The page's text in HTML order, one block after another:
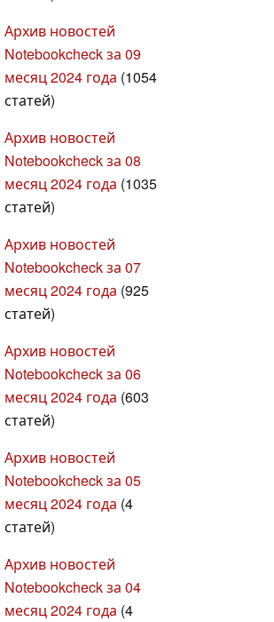
Архив новостей
Notebookcheck за 09
месяц 2024 года (1054
статей)
Архив новостей
Notebookcheck за 08
месяц 2024 года (1035
статей)
Архив новостей
Notebookcheck за 07
месяц 2024 года (925
статей)
Архив новостей
Notebookcheck за 06
месяц 2024 года (603
статей)
Архив новостей
Notebookcheck за 05
месяц 2024 года (4
статей)
Архив новостей
Notebookcheck за 04
месяц 2024 года (4